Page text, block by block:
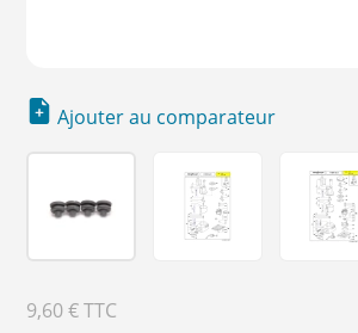
Ajouter au comparateur
9,60 €TTC